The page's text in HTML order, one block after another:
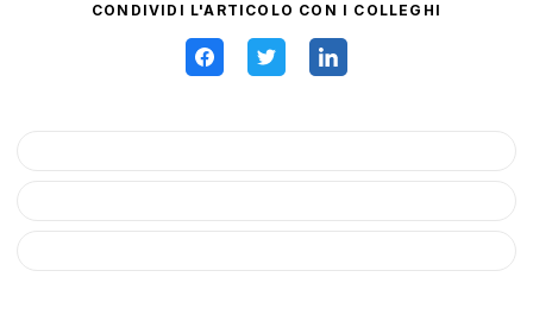
CONDIVIDI L'ARTICOLO CON I COLLEGHI